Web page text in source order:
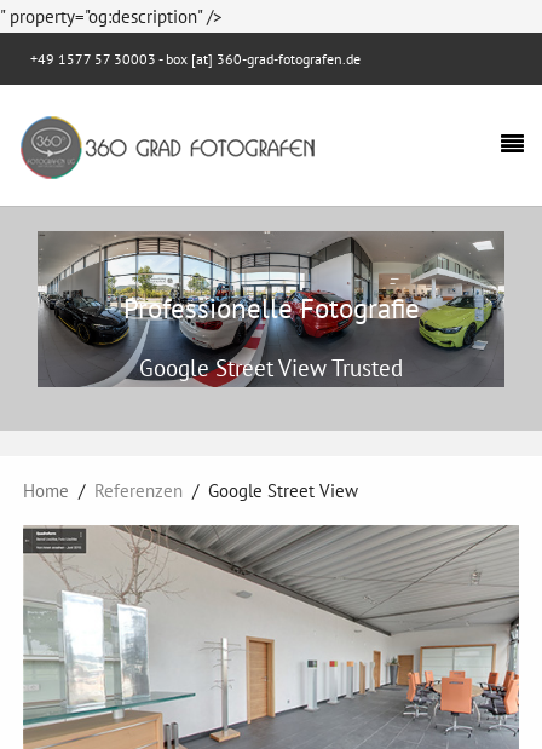
" property="og:description" />
+49 1577 57 30003 - box [at] 360-grad-fotografen.de
Professionelle Fotografie
Google Street View Trusted
Home Referenzen Google Street View